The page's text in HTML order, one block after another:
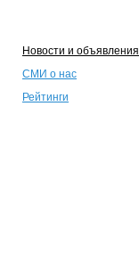
Новости и объявления
СМИ о нас
Рейтинги